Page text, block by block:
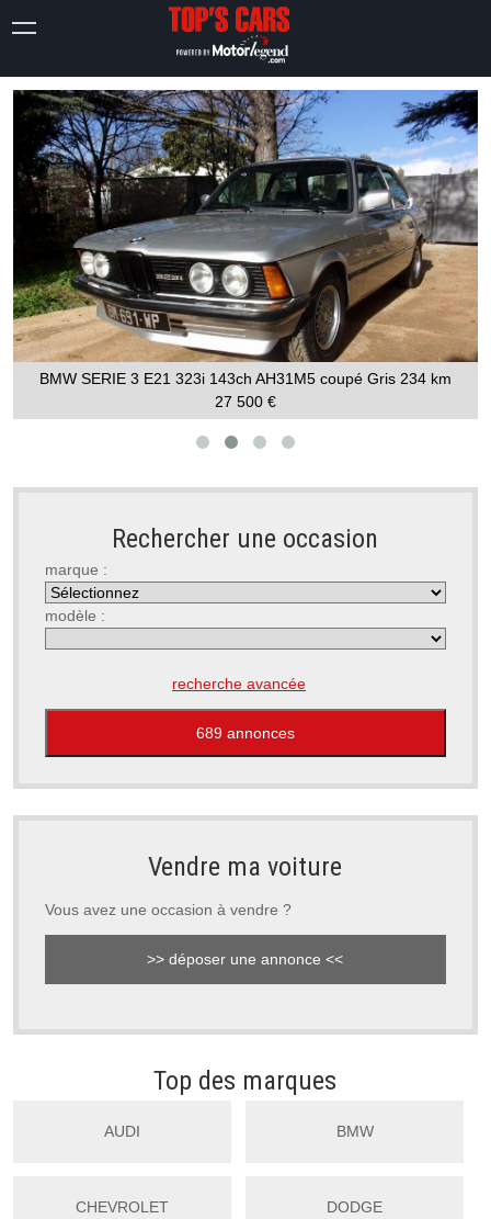
BMW SERIE 3 E21 323i 143ch AH31M5 coupé Gris 234 km
27 500 €
Rechercher une occasion
marque :
modèle :
recherche avancée
Vendre ma voiture
Vous avez une occasion à vendre ?
>> déposer une annonce <<
Top des marques
AUDI BMW
CHEVROLET DODGE